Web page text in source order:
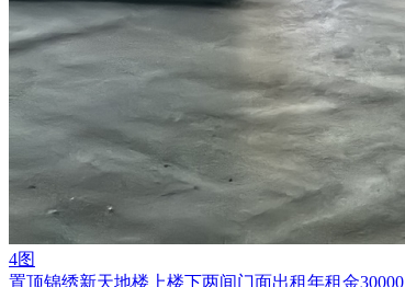
4图
置顶锦绣新天地楼上楼下两间门面出租年租金30000